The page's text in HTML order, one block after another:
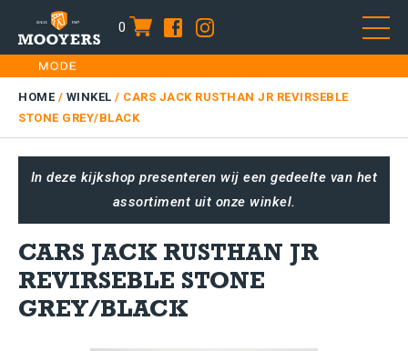
0 item
Skip
to
content
HOME
DAMES
HEREN
KIDS
PLUS SIZE
CONTACT
HOME/ WINKEL / CARS JACK RUSTHAN JR REVIRSEBLE
STONE GREY/BLACK
In deze kijkshop presenteren wij een gedeelte van het
assortiment uit onze winkel.
CARS JACK RUSTHAN JR
REVIRSEBLE STONE
GREY/BLACK